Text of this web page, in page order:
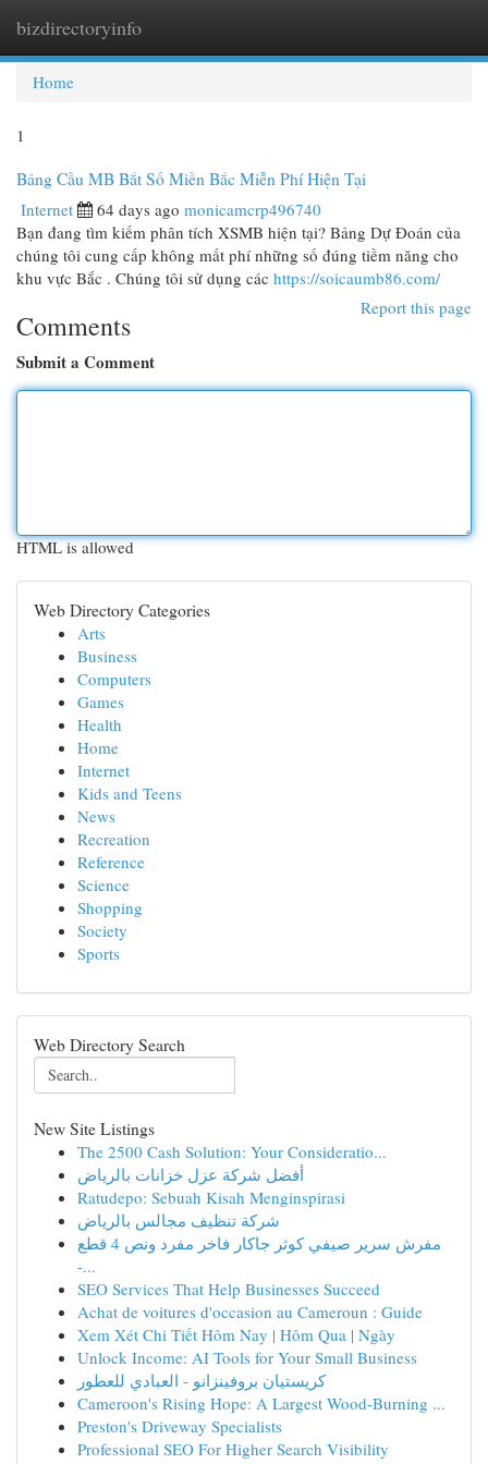
bizdirectoryinfo
Home
1
Bảng Cầu MB Bắt Số Miền Bắc Miễn Phí Hiện Tại
Internet 64 days ago monicamcrp496740
Bạn đang tìm kiếm phân tích XSMB hiện tại? Bảng Dự Đoán của
chúng tôi cung cấp không mất phí những số đúng tiềm năng cho
khu vực Bắc . Chúng tôi sử dụng các https://soicaumb86.com/
Report this page
Comments
Submit a Comment
HTML is allowed
Web Directory Categories
Arts
Business
Computers
Games
Health
Home
Internet
Kids and Teens
News
Recreation
Reference
Science
Shopping
Society
Sports
Web Directory Search
New Site Listings
The 2500 Cash Solution: Your Consideratio...
أفضل شركة عزل خزانات بالرياض
Ratudepo: Sebuah Kisah Menginspirasi
شركة تنظيف مجالس بالرياض
مفرش سرير صيفي كوثر جاكار فاخر مفرد ونص 4 قطع
-...
SEO Services That Help Businesses Succeed
Achat de voitures d'occasion au Cameroun : Guide
Xem Xét Chi Tiết Hôm Nay | Hôm Qua | Ngày
Unlock Income: AI Tools for Your Small Business
كريستيان بروفينزانو - العبادي للعطور
Cameroon's Rising Hope: A Largest Wood-Burning ...
Preston's Driveway Specialists
Professional SEO For Higher Search Visibility